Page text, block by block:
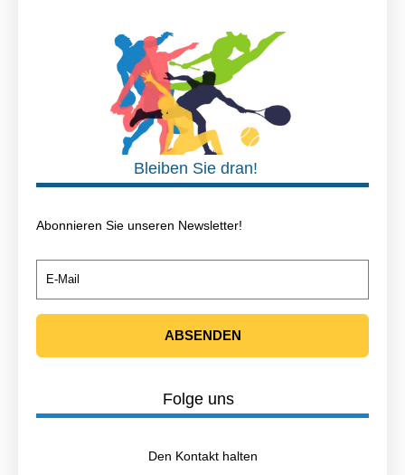
Bleiben Sie dran!
Abonnieren Sie unseren Newsletter!
E-Mail
ABSENDEN
Folge uns
Den Kontakt halten